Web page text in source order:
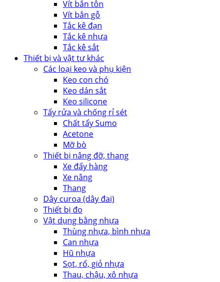
Vít bắn tôn
Vít bắn gỗ
Tắc kê đạn
Tắc kê nhựa
Tắc kê sắt
Thiết bị và vật tư khác
Các loại keo và phụ kiện
Keo con chó
Keo dán sắt
Keo silicone
Tẩy rửa và chống rỉ sét
Chất tẩy Sumo
Acetone
Mỡ bò
Thiết bị nâng đỡ, thang
Xe đẩy hàng
Xe nâng
Thang
Dây curoa (dây đai)
Thiết bị đo
Vật dụng bằng nhựa
Thùng nhựa, bình nhựa
Can nhựa
Hũ nhựa
Sọt, rổ, giỏ nhựa
Thau, chậu, xô nhựa